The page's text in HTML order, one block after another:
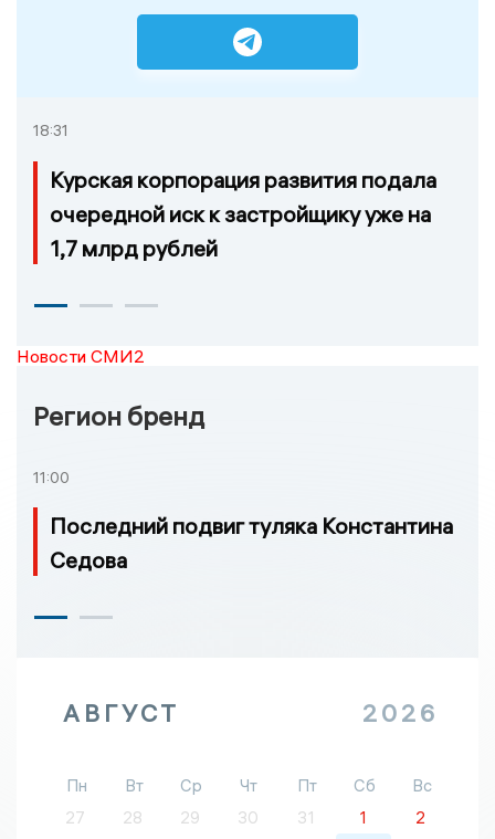
18:31
Курская корпорация развития подала
очередной иск к застройщику уже на
1,7 млрд рублей
Новости СМИ2
Регион бренд
11:00
Последний подвиг туляка Константина
Седова
АВГУСТ 2026
Пн Вт Ср Чт Пт Сб
Вс
27
28 29 30 31 1
2